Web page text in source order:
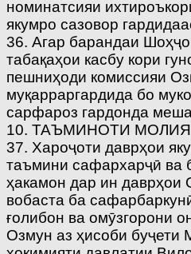
номинатсияи
якумро сазовор
36. Агар барандаи
табақаҳои касбу кори
пешниҳоди комиссияи
муқарраргардида бо
сарфароз гардонда
10. ТАЪМИНОТИ
37. Хароҷоти даврҳои
таъмини сафархарҷӣ ва
ҳакамон дар ин даврҳои
вобаста ба
ғолибон ва омӯзгорони
Озмун аз ҳисоби буҷети